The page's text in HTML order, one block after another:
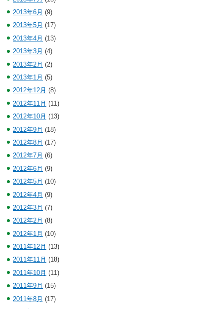
2013年6月 (9)
2013年5月 (17)
2013年4月 (13)
2013年3月 (4)
2013年2月 (2)
2013年1月 (5)
2012年12月 (8)
2012年11月 (11)
2012年10月 (13)
2012年9月 (18)
2012年8月 (17)
2012年7月 (6)
2012年6月 (9)
2012年5月 (10)
2012年4月 (9)
2012年3月 (7)
2012年2月 (8)
2012年1月 (10)
2011年12月 (13)
2011年11月 (18)
2011年10月 (11)
2011年9月 (15)
2011年8月 (17)